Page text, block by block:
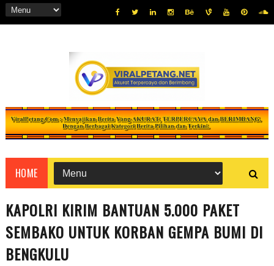
HOME
KAPOLRI KIRIM BANTUAN 5.000 PAKET
SEMBAKO UNTUK KORBAN GEMPA BUMI DI
BENGKULU